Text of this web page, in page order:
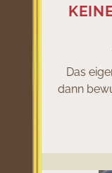
Das
dann